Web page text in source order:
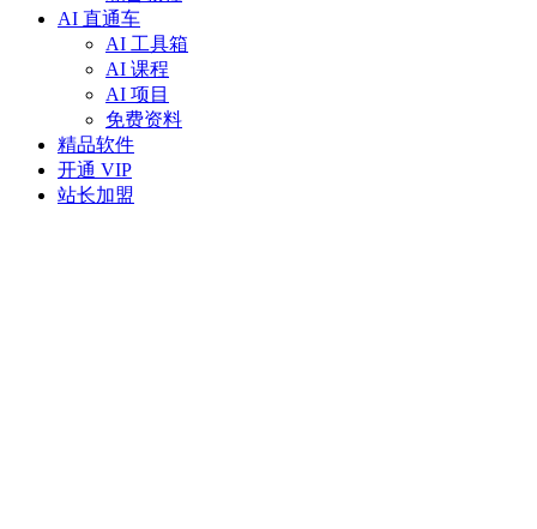
AI 直通车
AI 工具箱
AI 课程
AI 项目
免费资料
精品软件
开通 VIP
站长加盟